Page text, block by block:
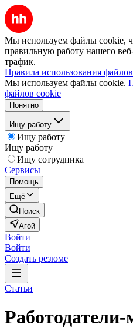
Мы используем файлы cookie,
правильную работу нашего
трафик.
Правила использования
Мы используем файлы cookie.
файлов cookie
Понятно
Ищу работу
Ищу работу
Ищу работу
Ищу сотрудника
Сервисы
Помощь
Ещё
Поиск
Агой
Войти
Войти
Создать резюме
Статьи